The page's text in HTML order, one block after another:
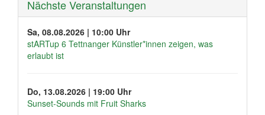
Nächste Veranstaltungen
Sa, 08.08.2026 | 10:00 Uhr
stARTup 6 Tettnanger Künstler*innen zeigen, was
erlaubt ist
Do, 13.08.2026 | 19:00 Uhr
Sunset-Sounds mit Fruit Sharks